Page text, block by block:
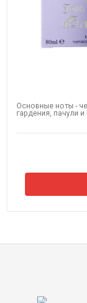
Основные ноты -
гардения, пачули и